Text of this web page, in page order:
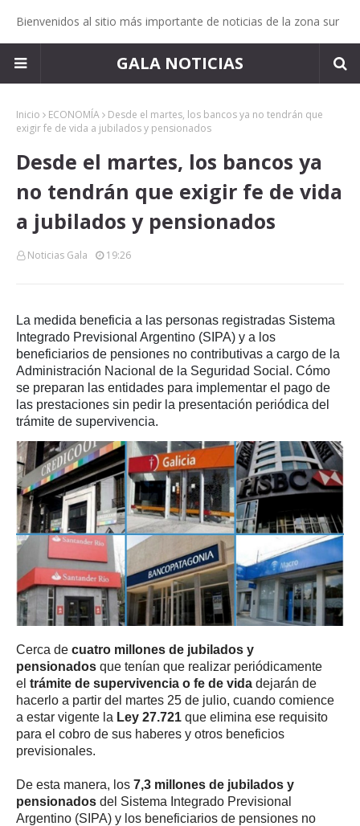
Bienvenidos al sitio más importante de noticias de la zona sur
GALA NOTICIAS
Inicio ECONOMÍA
Desde el martes, los bancos ya no tendrán que
exigir fe de vida a jubilados y pensionados
Desde el martes, los bancos ya
no tendrán que exigir fe de vida
a jubilados y pensionados
Noticias Gala 19:26
La medida beneficia a las personas registradas Sistema
Integrado Previsional Argentino (SIPA) y a los
beneficiarios de pensiones no contributivas a cargo de la
Administración Nacional de la Seguridad Social. Cómo
se preparan las entidades para implementar el pago de
las prestaciones sin pedir la presentación periódica del
trámite de supervivencia.
Cerca de cuatro millones de jubilados y
pensionados que tenían que realizar periódicamente
el trámite de supervivencia o fe de vida dejarán de
hacerlo a partir del martes 25 de julio, cuando comience
a estar vigente la Ley 27.721 que elimina ese requisito
para el cobro de sus haberes y otros beneficios
previsionales.
De esta manera, los 7,3 millones de jubilados y
pensionados del Sistema Integrado Previsional
Argentino (SIPA) y los beneficiarios de pensiones no